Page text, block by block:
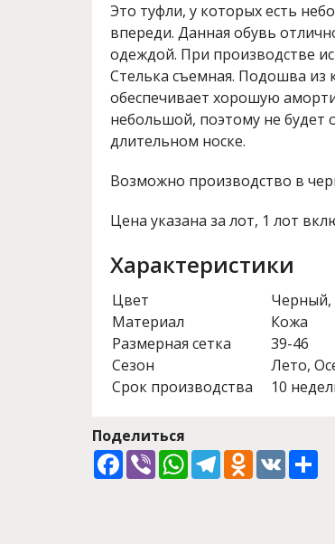
Это туфли, у которых есть
впереди. Данная обувь
одеждой. При производстве
Стелька съемная. Подошва из
обеспечивает хорошую
небольшой, поэтому не
длительном носке.
Возможно производство в
Цена указана за лот, 1 лот
Характеристики
Цвет
Черный,
Материал
Кожа
Размерная сетка
39-46
Сезон
Лето,
Срок производства
10
Поделиться
Facebook
ViberWhatsApp
TelegramVK